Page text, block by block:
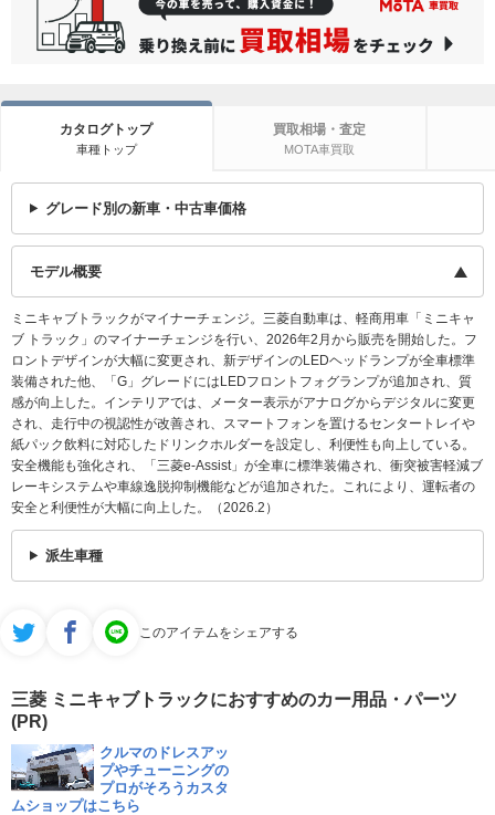
カタログトップ
車種トップ
買取相場・査定
MOTA車買取
グレード別の新車・中古車価格
モデル概要
ミニキャブトラックがマイナーチェンジ。三菱自動車は、軽商用車「ミニキャ
ブ トラック」のマイナーチェンジを行い、2026年2月から販売を開始した。フ
ロントデザインが大幅に変更され、新デザインのLEDヘッドランプが全車標準
装備された他、「G」グレードにはLEDフロントフォグランプが追加され、質
感が向上した。インテリアでは、メーター表示がアナログからデジタルに変更
され、走行中の視認性が改善され、スマートフォンを置けるセンタートレイや
紙パック飲料に対応したドリンクホルダーを設定し、利便性も向上している。
安全機能も強化され、「三菱e-Assist」が全車に標準装備され、衝突被害軽減ブ
レーキシステムや車線逸脱抑制機能などが追加された。これにより、運転者の
安全と利便性が大幅に向上した。（2026.2）
派生車種
このアイテムをシェアする
三菱 ミニキャブトラックにおすすめのカー用品・パーツ
(PR)
クルマのドレスアッ
プやチューニングの
プロがそろうカスタ
ムショップはこちら